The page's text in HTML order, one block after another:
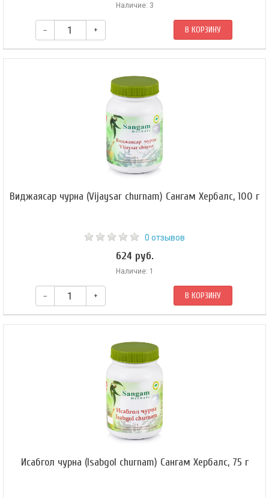
Наличие: 3
– + В КОРЗИНУ
Про-Септилин — незаменимое средство комплексного действия для
выраженным противовоспалительным и противовирусным
воздействием на организм.
Виджаясар чурна (Vijaysar churnam) Сангам Хербалс, 100 г
0 отзывов
624 руб.
Наличие: 1
– + В КОРЗИНУ
Обладает лечебными эффектами при восстановлении обмена веществ.
поддерживает нормальный уровень сахара крови, снижает симптомы
полиурии, повышенной жажды и голода.
Исабгол чурна (Isabgol churnam) Сангам Хербалс, 75 г